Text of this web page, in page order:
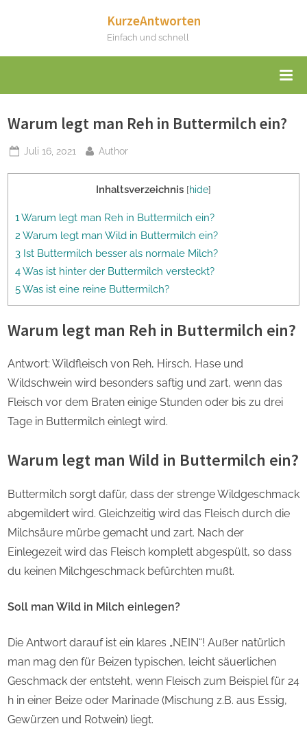
KurzeAntworten
Einfach und schnell
Warum legt man Reh in Buttermilch ein?
Posted
Juli 16, 2021 By
Author
Inhaltsverzeichnis [hide]
1 Warum legt man Reh in Buttermilch ein?
2 Warum legt man Wild in Buttermilch ein?
3 Ist Buttermilch besser als normale Milch?
4 Was ist hinter der Buttermilch versteckt?
5 Was ist eine reine Buttermilch?
Warum legt man Reh in Buttermilch ein?
Antwort: Wildfleisch von Reh, Hirsch, Hase und
Wildschwein wird besonders saftig und zart, wenn das
Fleisch vor dem Braten einige Stunden oder bis zu drei
Tage in Buttermilch einlegt wird.
Warum legt man Wild in Buttermilch ein?
Buttermilch sorgt dafür, dass der strenge Wildgeschmack
abgemildert wird. Gleichzeitig wird das Fleisch durch die
Milchsäure mürbe gemacht und zart. Nach der
Einlegezeit wird das Fleisch komplett abgespült, so dass
du keinen Milchgeschmack befürchten mußt.
Soll man Wild in Milch einlegen?
Die Antwort darauf ist ein klares „NEIN“! Außer natürlich
man mag den für Beizen typischen, leicht säuerlichen
Geschmack der entsteht, wenn Fleisch zum Beispiel für 24
h in einer Beize oder Marinade (Mischung z.B. aus Essig,
Gewürzen und Rotwein) liegt.